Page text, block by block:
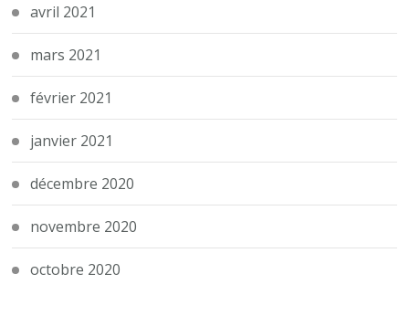
avril 2021
mars 2021
février 2021
janvier 2021
décembre 2020
novembre 2020
octobre 2020